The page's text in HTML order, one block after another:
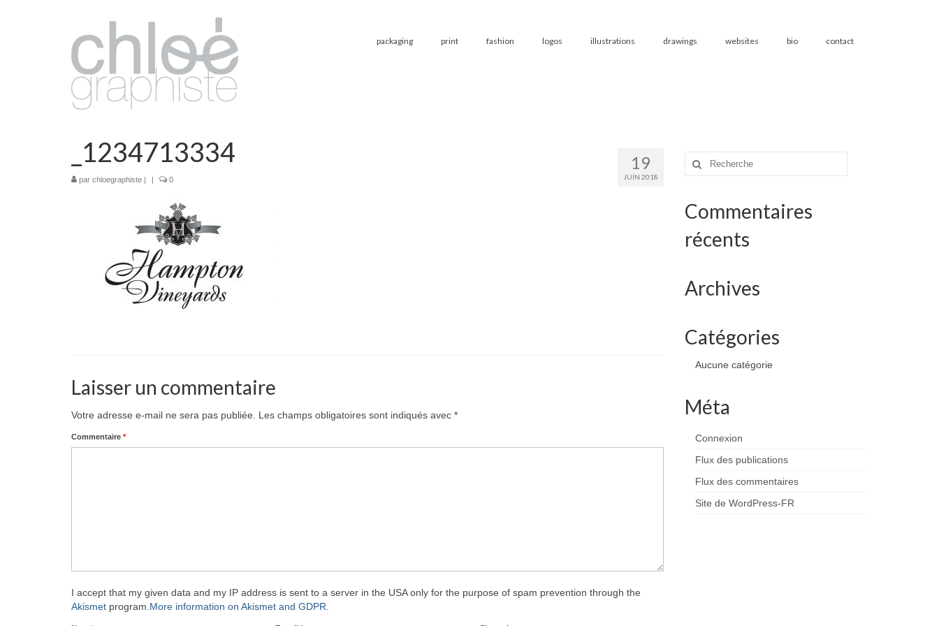
packaging print fashion logos illustrations drawings websites bio contact
19
JUIN 2018
_1234713334
par chloegraphiste | | 0
Laisser un commentaire
Votre adresse e-mail ne sera pas publiée. Les champs obligatoires sont indiqués avec *
Commentaire *
I accept that my given data and my IP address is sent to a server in the USA only for the purpose of spam prevention through the
Akismet program. More information on Akismet and GDPR
Rechercher
Commentaires
récents
Archives
Catégories
Aucune catégorie
Méta
Connexion
Flux des publications
Flux des commentaires
Site de WordPress-FR